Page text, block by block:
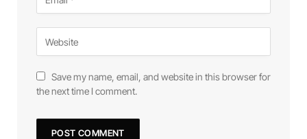
Save my name, email, and website in this browser for
the next time I comment.